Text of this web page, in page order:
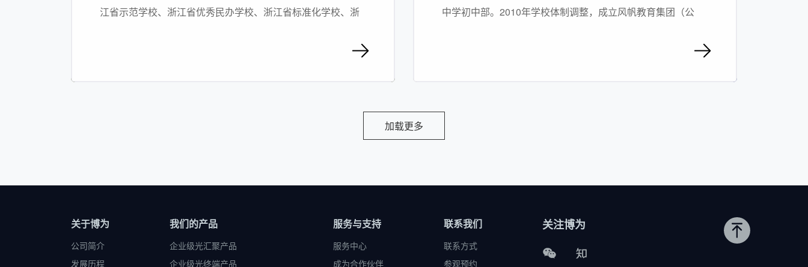
江省示范学校、浙江省优秀民办学校、浙江省标准化学校、浙
中学初中部。2010年学校体制调整，成立风帆教育集团（公
成集团办学、一校两区（三塘校区、华丰校区（杭州市风华中
加载更多
关于博为
公司简介
发展历程
我们的产品
企业级光汇聚产品
企业级光终端产品
服务与支持
服务中心
成为合作伙伴
联系我们
联系方式
参观预约
关注博为